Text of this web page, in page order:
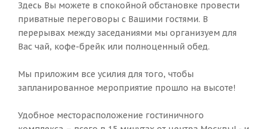
Здесь Вы можете в спокойной обстановке провести
приватные переговоры с Вашими гостями. В
перерывах между заседаниями мы организуем для
Вас чай, кофе-брейк или полноценный обед.
Мы приложим все усилия для того, чтобы
запланированное мероприятие прошло на высоте!
Удобное месторасположение гостиничного